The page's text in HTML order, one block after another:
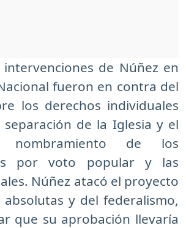
intervenciones de Núñez en
fueron en contra del
los derechos individuales
de la Iglesia y el
nombramiento de los
por voto popular y las
Núñez atacó el proyecto
y del federalismo,
que su aprobación llevaría